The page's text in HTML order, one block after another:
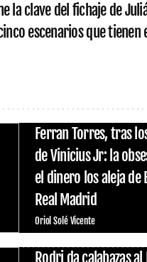
la clave del fichaje de
escenarios que tienen
Ferran Torres, tras
de Vinicius Jr: la
el dinero los aleja de
Real Madrid
Oriol Solé Vicente
Rodri da calabazas al